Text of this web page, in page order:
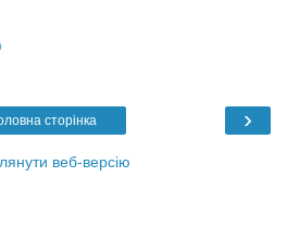
›
сторінка
веб-версію